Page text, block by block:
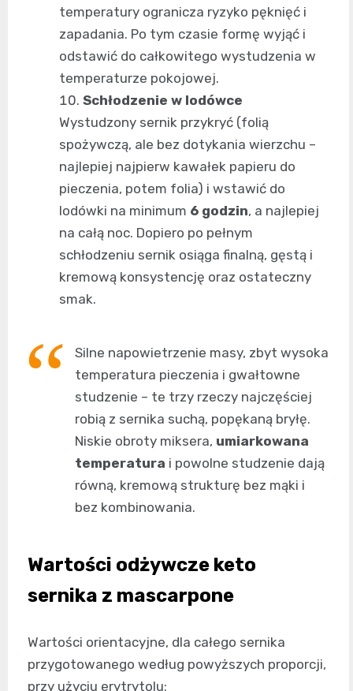
temperatury ogranicza ryzyko pęknięć i
zapadania. Po tym czasie formę wyjąć i
odstawić do całkowitego wystudzenia w
temperaturze pokojowej.
Schłodzenie w lodówce
Wystudzony sernik przykryć (folią
spożywczą, ale bez dotykania wierzchu –
najlepiej najpierw kawałek papieru do
pieczenia, potem folia) i wstawić do
lodówki na minimum 6 godzin, a najlepiej
na całą noc. Dopiero po pełnym
schłodzeniu sernik osiąga finalną, gęstą i
kremową konsystencję oraz ostateczny
smak.
Silne napowietrzenie masy, zbyt wysoka
temperatura pieczenia i gwałtowne
studzenie – te trzy rzeczy najczęściej
robią z sernika suchą, popękaną bryłę.
Niskie obroty miksera, umiarkowana
temperatura i powolne studzenie dają
równą, kremową strukturę bez mąki i
bez kombinowania.
Wartości odżywcze keto
sernika z mascarpone
Wartości orientacyjne, dla całego sernika
przygotowanego według powyższych proporcji,
przy użyciu erytrytolu: